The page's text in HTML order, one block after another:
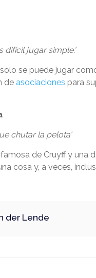
difícil jugar simple.’
se puede jugar
de asociaciones para
chutar la pelota’
de Cruyff y
cosa y, a veces,
der Lende